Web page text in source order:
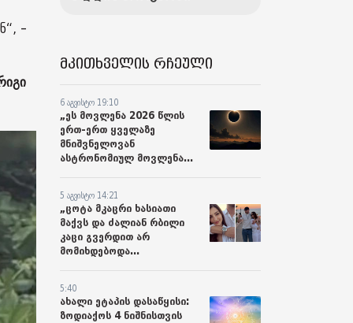
-
მკითხველის რჩეული
6 აგვისტო 19:10
„ეს მოვლენა 2026 წლის
ერთ-ერთ ყველაზე
მნიშვნელოვან
ასტრონომიულ მოვლენა...
5 აგვისტო 14:21
„ცოტა მკაცრი ხასიათი
მაქვს და ძალიან რბილი
კაცი გვერდით არ
მომიხდებოდა...
5:40
ახალი ეტაპის დასაწყისი:
ზოდიაქოს 4 ნიშნისთვის